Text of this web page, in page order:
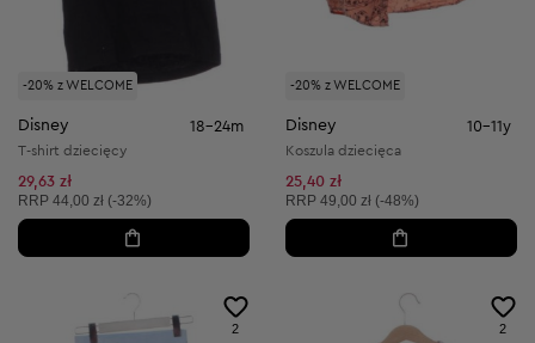
-20% z WELCOME
Disney 18-24m
T-shirt dziecięcy
29,63 zł
Cena sugerowana:
RRP 44,00 zł (-32%)
-20% z WELCOME
Disney 10-11y
Koszula dziecięca
25,40 zł
Cena sugerowana:
RRP 49,00 zł (-48%)
2 2